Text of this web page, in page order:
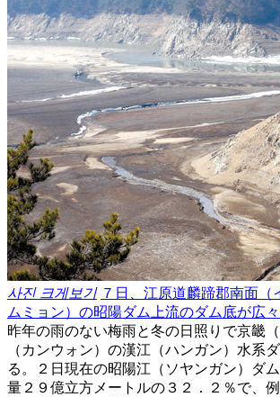
사진 크게보기 ７日、江原道麟蹄郡南面（
ムミョン）の昭陽ダム上流のダム底が広々
昨年の雨のない梅雨と冬の日照りで京畿
（カンウォン）の漢江（ハンガン）水系
る。２日現在の昭陽江（ソヤンガン）ダ
量２９億立方メートルの３２．２％で、